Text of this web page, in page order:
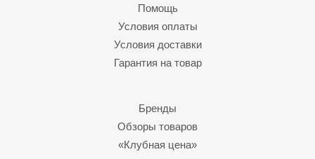
Помощь
Условия оплаты
Условия доставки
Гарантия на товар
Бренды
Обзоры товаров
«Клубная цена»